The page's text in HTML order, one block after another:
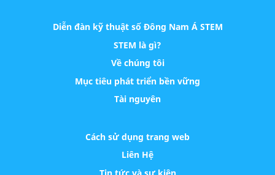
Diễn đàn kỹ thuật số Đông Nam Á STEM
STEM là gì?
Về chúng tôi
Mục tiêu phát triển bền vững
Tài nguyên
Cách sử dụng trang web
Liên Hệ
Tin tức và sự kiện